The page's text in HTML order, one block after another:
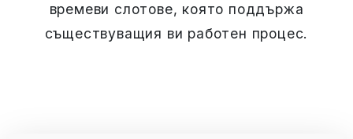
времеви слотове, която поддържа
съществуващия ви работен процес.